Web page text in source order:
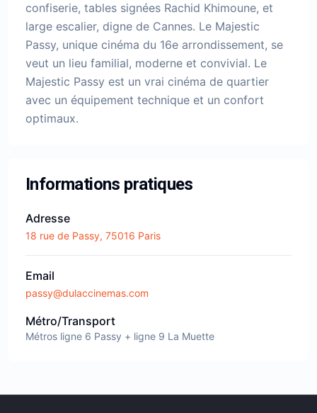
confiserie, tables signées Rachid Khimoune, et
large escalier, digne de Cannes. Le Majestic
Passy, unique cinéma du 16e arrondissement, se
veut un lieu familial, moderne et convivial. Le
Majestic Passy est un vrai cinéma de quartier
avec un équipement technique et un confort
optimaux.
Informations pratiques
Adresse
18 rue de Passy, 75016 Paris
Email
passy@dulaccinemas.com
Métro/Transport
Métros ligne 6 Passy + ligne 9 La Muette